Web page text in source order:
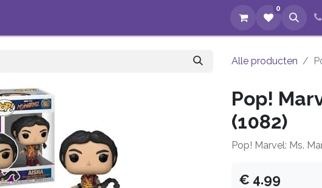
Over ons Reparaties
0
Alle producten
Pop!
(1082)
Pop! Marvel: Ms.
€ 4.99